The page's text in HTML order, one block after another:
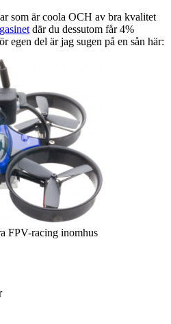
som är coola OCH av bra kvalitet
där du dessutom får 4%
egen del är jag sugen på en sån här:
FPV-racing inomhus